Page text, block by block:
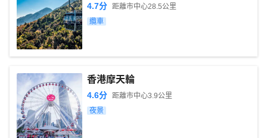
4.7分 距離市中心28.5公里
纜車
香港摩天輪
4.6分 距離市中心3.9公里
夜景